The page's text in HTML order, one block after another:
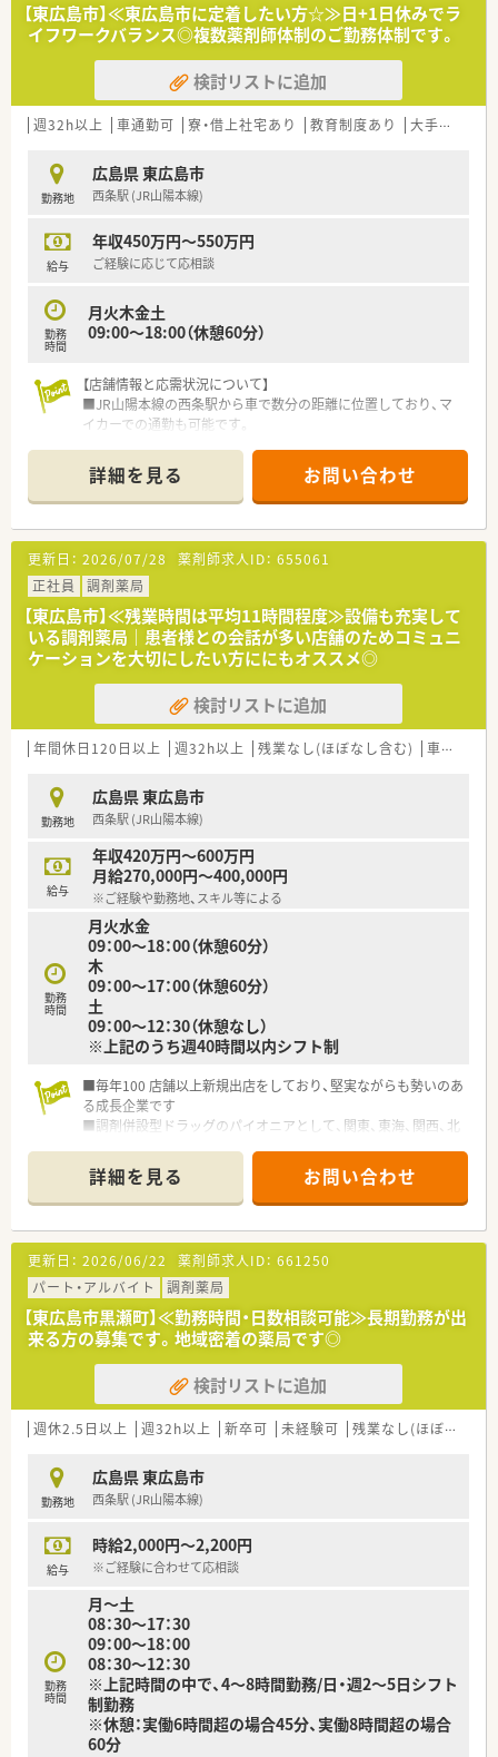
＜こんな方にもオススメ＞
■16時までといった時短勤務を希望する方
■土日祝はお休みしたい方
■週20時間以上の勤務で社会保険に加入したい方
等々…
少しでも気になった方はお問い合わせくださいませ
【東広島市】≪東広島市に定着したい方☆≫日+1日休みでラ
イフワークバランス◎複数薬剤師体制のご勤務体制です。
検討リストに追加
週32h以上 車通勤可 寮・借上社宅あり 教育制度あり 大手チェーン以外
勤務地
広島県 東広島市
西条駅 (JR山陽本線)
給与
年収450万円～550万円
ご経験に応じて応相談
勤務
時間
月火木金土
09:00～18:00（休憩60分）
【店舗情報と応需状況について】
■JR山陽本線の西条駅から車で数分の距離に位置しており、マ
イカーでの通勤も可能です。
を磨くことができる環境です。
■1日の処方箋枚数は平均70枚程度で、冬場などの繁忙期には枚
数が増える傾向にあります。
■薬剤師は常勤2名とパート1名、事務1名が在籍しており、複数
名体制で業務を行います。
■耳鼻咽喉科クリニックとの関係性は非常に良好で、疑義照会な
どもスムーズに行えます。
【募集背景と求める人物像について】
■地域に根差した薬局として更なる体制強化を図るため、薬剤師
の増員募集を行っています。
■患者様ひとりひとりに寄り添い、丁寧な服薬指導やコミュニケ
ーションができる方を求めます。
■チームワークを大切にし、他のスタッフと協力しながら業務を
進められる方が歓迎されます。
【想定される業務内容】
■調剤業務や監査、患者様への服薬指導を中心に、店舗運営に関
わる業務全般を担当します。
■耳鼻科の処方箋をメインに扱いながら、OTC医薬品の販売や相
談対応も行うことがあります。
■在宅業務にも対応しており、居宅や施設への訪問を通じて地域
医療に貢献する業務もあります。
【やりがい/おすすめポイント】
■患者様からの感謝の言葉を直接いただける機会が多く、地域医
療への貢献を実感できます。
■残業代が1分単位で支給されるなど待遇面が厚く、モチベーシ
ョンを維持して働ける環境です。
■社長やスタッフとの距離が近いため、困ったことがあればすぐ
詳細を見る お問い合わせ
更新日： 2026/07/28 薬剤師求人ID： 655061
正社員
調剤薬局
【東広島市】≪残業時間は平均11時間程度≫設備も充実して
いる調剤薬局｜患者様との会話が多い店舗のためコミュニ
ケーションを大切にしたい方ににもオススメ◎
検討リストに追加
年間休日120日以上 週32h以上 残業なし(ほぼなし含む) 車通勤可
勤務地
広島県 東広島市
西条駅 (JR山陽本線)
給与
年収420万円～600万円
月給270,000円～400,000円
※ご経験や勤務地、スキル等による
勤務
時間
月火水金
09：00～18：00（休憩60分）
木
09：00～17：00（休憩60分）
土
09：00～12：30（休憩なし）
※上記のうち週40時間以内シフト制
■毎年100 店舗以上新規出店をしており、堅実ながらも勢いのあ
る成長企業です
■調剤併設型ドラッグのパイオニアとして、関東、東海、関西、北
■研修制度は様々なプランがあり、集合研修だけでなく任意で受
講可能な研修も幅広く用意されています
■店舗で活躍する従業員、社外で活躍する従業員、将来経営幹部
となる従業員など、薬剤師として様々な活躍ができるフィールド
を用意されています
■総合薬剤師・調剤薬剤師（土日休み・19時までの勤務）どちらか
の働き方を選択できます
■調剤併設型だけでなく「医療モール・クリニック併設店舗」「敷
地内薬局」「訪問調剤特化型店舗」など様々な店舗を運営してい
ます
■在宅医療にも積極的取り組んでおり「訪問調剤特化型店舗」を
50店舗以上、無菌調剤室は業界最多の51店舗設置しています
■「プラチナくるみん認定企業」「健康経営優良法人2023（大規模
法人部門）認定」等を取得し一人ひとりが働きやすい環境が整備
■充実した研修制度、人事制度、評価制度、キャリア支援制度等
があるのも特徴です
詳細を見る お問い合わせ
更新日： 2026/06/22 薬剤師求人ID： 661250
パート・アルバイト
調剤薬局
【東広島市黒瀬町】≪勤務時間・日数相談可能≫長期勤務が出
来る方の募集です。地域密着の薬局です◎
検討リストに追加
週休2.5日以上 週32h以上 新卒可 未経験可 残業なし(ほぼなし含む)
勤務地
広島県 東広島市
西条駅 (JR山陽本線)
給与
時給2,000円～2,200円
※ご経験に合わせて応相談
勤務
時間
月～土
08：30～17：30
09：00～18：00
08：30～12：30
※上記時間の中で、4～8時間勤務/日・週2～5日シフト
制勤務
※休憩：実働6時間超の場合45分、実働8時間超の場合
60分